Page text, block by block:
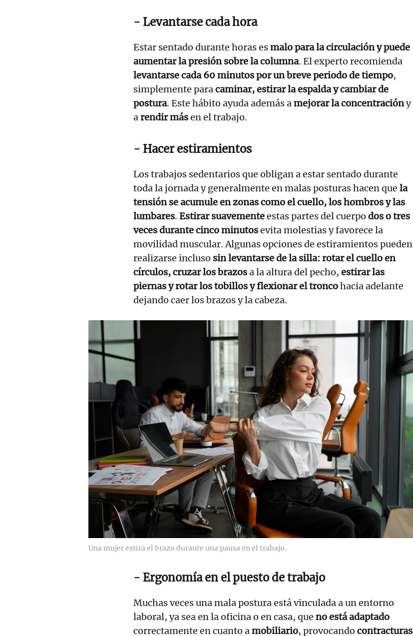
- Levantarse cada hora
Estar sentado durante horas esmalo para la circulación y puede
aumentar la presión sobre la columna. El experto recomienda
levantarse cada 60 minutos por un breve periodo de tiempo,
simplemente paracaminar, estirar la espalda y cambiar de
postura. Este hábito ayuda además amejorar la concentracióny
arendir másen el trabajo.
- Hacer estiramientos
Los trabajos sedentarios que obligan a estar sentado durante
toda la jornada y generalmente en malas posturas hacen que la
tensión se acumule en zonas como el cuello, los hombros y las
lumbares. Estirar suavementeestas partes del cuerpo dos o tres
veces durante cinco minutosevita molestias y favorece la
movilidad muscular. Algunas opciones de estiramientos pueden
realizarse incluso sin levantarse de la silla: rotar el cuello en
círculos, cruzar los brazosa la altura del pecho, estirar las
piernas y rotar los tobillos y flexionar el troncohacia adelante
dejando caer los brazos y la cabeza.
Una mujer estira el brazo durante una pausa en el trabajo.
- Ergonomía en el puesto de trabajo
Muchas veces una mala postura está vinculada a un entorno
laboral, ya sea en la oficina o en casa, que no está adaptado
correctamente en cuanto amobiliario, provocando contracturas